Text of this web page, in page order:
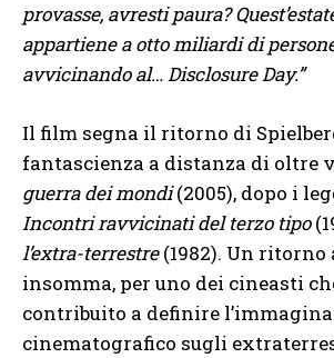
provasse, avresti paura?
appartiene a otto miliardi di
avvicinando al… Disclosure Day.”
Il film segna il ritorno di
fantascienza a distanza di oltre
guerra dei mondi(2005), dopo i
Incontri ravvicinati del terzo tipo
l’extra-terrestre(1982). Un
insomma, per uno dei cineasti
contribuito a definire
cinematografico sugli